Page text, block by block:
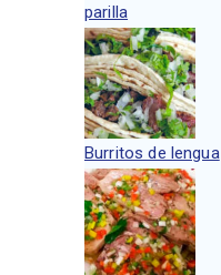
parilla
Burritos de lengua